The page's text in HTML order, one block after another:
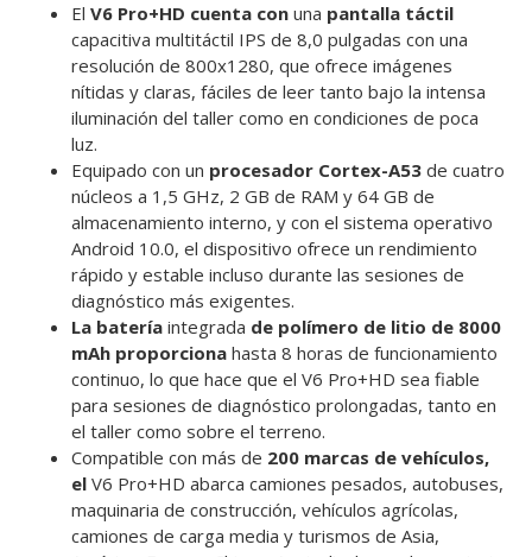
El V6 Pro+HD cuenta con una pantalla táctil
capacitiva multitáctil IPS de 8,0 pulgadas con una
resolución de 800x1280, que ofrece imágenes
nítidas y claras, fáciles de leer tanto bajo la intensa
iluminación del taller como en condiciones de poca
luz.
Equipado con un procesador Cortex-A53 de cuatro
núcleos a 1,5 GHz, 2 GB de RAM y 64 GB de
almacenamiento interno, y con el sistema operativo
Android 10.0, el dispositivo ofrece un rendimiento
rápido y estable incluso durante las sesiones de
diagnóstico más exigentes.
La batería integrada de polímero de litio de 8000
mAh proporciona hasta 8 horas de funcionamiento
continuo, lo que hace que el V6 Pro+HD sea fiable
para sesiones de diagnóstico prolongadas, tanto en
el taller como sobre el terreno.
Compatible con más de 200 marcas de vehículos,
el V6 Pro+HD abarca camiones pesados, autobuses,
maquinaria de construcción, vehículos agrícolas,
camiones de carga media y turismos de Asia,